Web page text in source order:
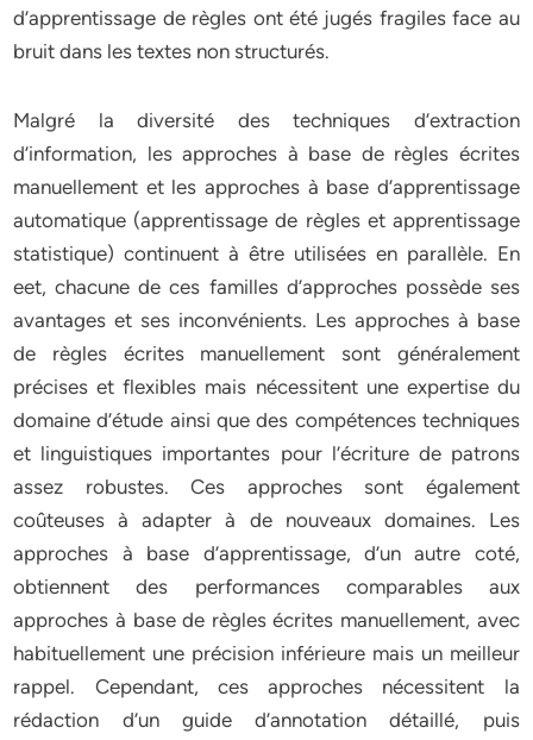
d’apprentissage de règles ont été jugés fragiles face au
bruit dans les textes non structurés.
Malgré la diversité des techniques d’extraction
d’information, les approches à base de règles écrites
manuellement et les approches à base d’apprentissage
automatique (apprentissage de règles et apprentissage
statistique) continuent à être utilisées en parallèle. En
eet, chacune de ces familles d’approches possède ses
avantages et ses inconvénients. Les approches à base
de règles écrites manuellement sont généralement
précises et flexibles mais nécessitent une expertise du
domaine d’étude ainsi que des compétences techniques
et linguistiques importantes pour l’écriture de patrons
assez robustes. Ces approches sont également
coûteuses à adapter à de nouveaux domaines. Les
approches à base d’apprentissage, d’un autre coté,
obtiennent des performances comparables aux
approches à base de règles écrites manuellement, avec
habituellement une précision inférieure mais un meilleur
rappel. Cependant, ces approches nécessitent la
rédaction d’un guide d’annotation détaillé, puis